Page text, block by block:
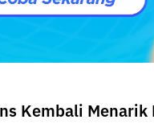
Kembali Menarik